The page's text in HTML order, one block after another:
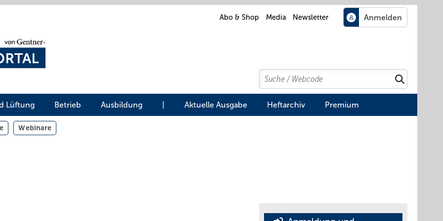
Abo & Shop Media Newsletter
Search
Suchen
Lüftung Betrieb Ausbildung Aktuelle Ausgabe Heftarchiv Premium
Webinare